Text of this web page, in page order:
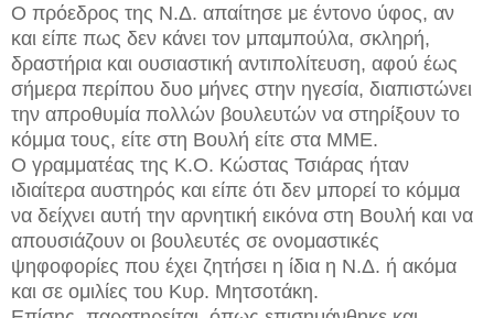
Ο πρόεδρος της Ν.Δ. απαίτησε με έντονο ύφος, αν
και είπε πως δεν κάνει τον μπαμπούλα, σκληρή,
δραστήρια και ουσιαστική αντιπολίτευση, αφού έως
σήμερα περίπου δυο μήνες στην ηγεσία, διαπιστώνει
την απροθυμία πολλών βουλευτών να στηρίξουν το
κόμμα τους, είτε στη Βουλή είτε στα ΜΜΕ.
Ο γραμματέας της Κ.Ο. Κώστας Τσιάρας ήταν
ιδιαίτερα αυστηρός και είπε ότι δεν μπορεί το κόμμα
να δείχνει αυτή την αρνητική εικόνα στη Βουλή και να
απουσιάζουν οι βουλευτές σε ονομαστικές
ψηφοφορίες που έχει ζητήσει η ίδια η Ν.Δ. ή ακόμα
και σε ομιλίες του Κυρ. Μητσοτάκη.